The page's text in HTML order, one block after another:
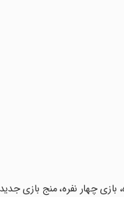
بازی چهار نفره، منج بازی